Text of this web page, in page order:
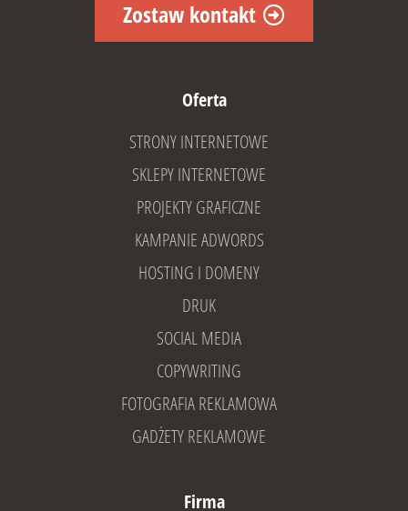
Zostaw kontakt
Oferta
STRONY INTERNETOWE
SKLEPY INTERNETOWE
PROJEKTY GRAFICZNE
KAMPANIE ADWORDS
HOSTING I DOMENY
DRUK
SOCIAL MEDIA
COPYWRITING
FOTOGRAFIA REKLAMOWA
GADŻETY REKLAMOWE
Firma